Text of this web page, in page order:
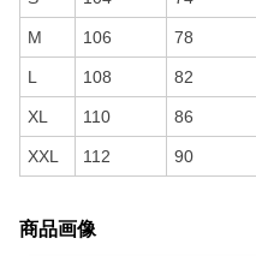
M 106 78
L 108 82
XL 110 86
XXL 112 90
商品画像